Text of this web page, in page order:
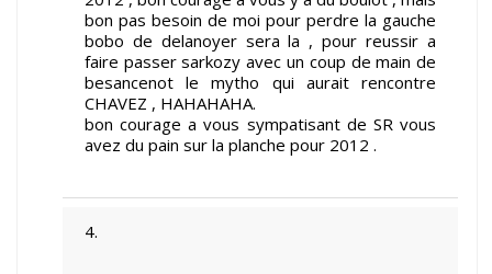
bon pas besoin de moi pour perdre la gauche
bobo de delanoyer sera la , pour reussir a
faire passer sarkozy avec un coup de main de
besancenot le mytho qui aurait rencontre
CHAVEZ , HAHAHAHA.
bon courage a vous sympatisant de SR vous
avez du pain sur la planche pour 2012 .